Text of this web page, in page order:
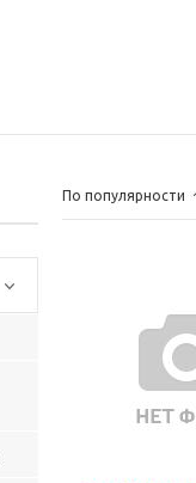
По популярности